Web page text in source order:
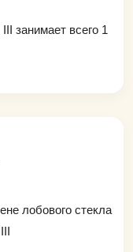
занимает всего 1
лобового стекла